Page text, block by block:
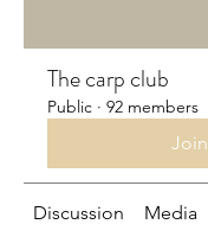
The carp club
Public · 92 members
Join
Discussion Media